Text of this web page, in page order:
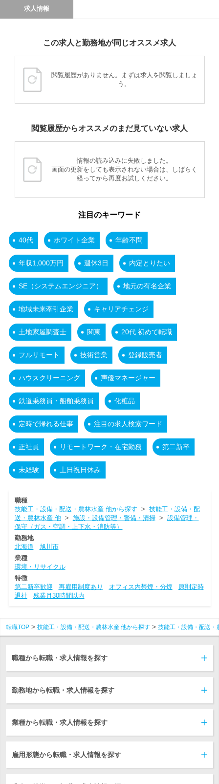
求人情報
この求人と勤務地が同じオススメ求人
閲覧履歴がありません。まずは求人を閲覧しましょ
う。
閲覧履歴からオススメのまだ見ていない求人
情報の読み込みに失敗しました。
画面の更新をしても表示されない場合は、しばらく
経ってから再度お試しください。
注目のキーワード
40代 ホワイト企業 年齢不問
年収1,000万円 週休3日 内定とりたい
SE（システムエンジニア） 地元の有名企業
地域未来牽引企業 キャリアチェンジ
土地家屋調査士 関東 20代 初めて転職
フルリモート 技術営業 登録販売者
ハウスクリーニング 声優マネージャー
鉄道乗務員・船舶乗務員 化粧品
定時で帰れる仕事 注目の求人検索ワード
正社員 リモートワーク・在宅勤務 第二新卒
未経験 土日祝日休み
職種
技能工・設備・配送・農林水産 他から探す > 技能工・設備・配
送・農林水産 他> 施設・設備管理・警備・清掃> 設備管理・
保守（ガス・空調・上下水・消防等）
勤務地
北海道
旭川市
業種
環境・リサイクル
特徴
第二新卒歓迎
再雇用制度あり オフィス内禁煙・分煙
原則定時
退社
残業月30時間以内
転職TOP 技能工・設備・配送・農林水産 他から探す 技能工・設備・配送・
職種から転職・求人情報を探す
勤務地から転職・求人情報を探す
業種から転職・求人情報を探す
雇用形態から転職・求人情報を探す